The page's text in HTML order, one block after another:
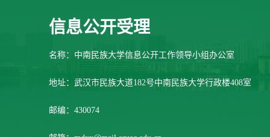
信息公开受理
名称：中南民族大学信息公开工作领导小组办公室
地址：武汉市民族大道182号中南民族大学行政楼408室
邮编：430074